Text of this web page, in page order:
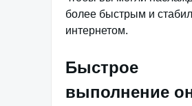
более быстрым и
интернетом.
Быстрое
выполнение